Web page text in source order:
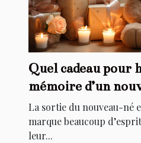
Quel cadeau pour
mémoire d’un
son baptême ?
La sortie du nouveau-né
marque beaucoup
leur...